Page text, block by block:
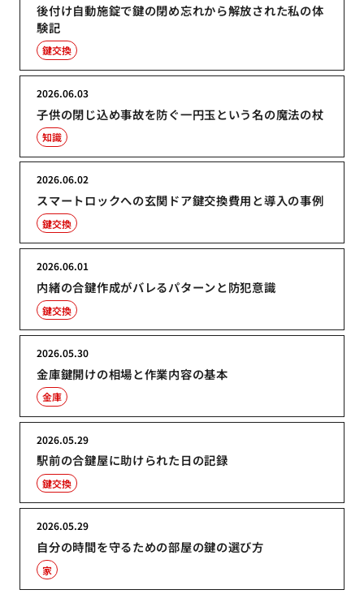
後付け自動施錠で鍵の閉め忘れから解放された私の体
験記
鍵交換
子供の閉じ込め事故を防ぐ一円玉という名の魔法の杖
2026.06.03
知識
スマートロックへの玄関ドア鍵交換費用と導入の事例
2026.06.02
鍵交換
内緒の合鍵作成がバレるパターンと防犯意識
2026.06.01
鍵交換
金庫鍵開けの相場と作業内容の基本
2026.05.30
金庫
駅前の合鍵屋に助けられた日の記録
2026.05.29
鍵交換
自分の時間を守るための部屋の鍵の選び方
2026.05.29
家